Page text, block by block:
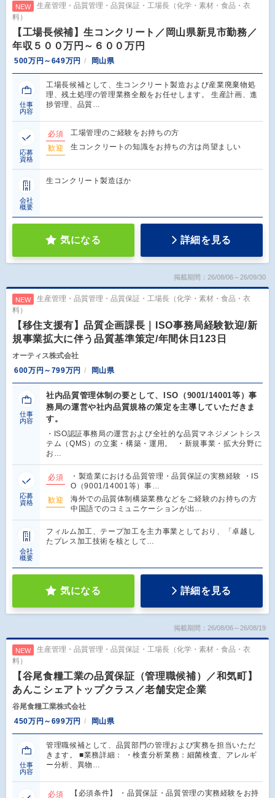
NEW
生産管理・品質管理・品質保証・工場長（化学・素材・食品・衣
料）
【工場長候補】生コンクリート／岡山県新見市勤務／
年収５００万円～６００万円
500万円～649万円 岡山県
仕事
内容
工場長候補として、生コンクリート製造および産業廃棄物処
理、残土処理の管理業務全般をお任せします。 生産計画、進
捗管理、品質…
応募
資格
必須
工場管理のご経験をお持ちの方
歓迎
生コンクリートの知識をお持ちの方は尚望ましい
会社
概要
生コンクリート製造ほか
気になる 詳細を見る
掲載期間：26/08/06～26/09/30
NEW
生産管理・品質管理・品質保証・工場長（化学・素材・食品・衣
料）
【移住支援有】品質企画課長｜ISO事務局経験歓迎/新
規事業拡大に伴う品質基準策定/年間休日123日
オーティス株式会社
600万円～799万円
岡山県
仕事
内容
社内品質管理体制の要として、ISO（9001/14001等）事
務局の運営や社内品質規格の策定を主導していただきま
す。
・ISO認証事務局の運営および全社的な品質マネジメントシス
テム（QMS）の立案・構築・運用。 ・新規事業・拡大分野に
お…
応募
資格
必須
・製造業における品質管理・品質保証の実務経験 ・IS
O（9001/14001等）事…
歓迎
海外での品質体制構築業務などをご経験のお持ちの方
中国語でのコミュニケーションが出…
会社
概要
フィルム加工、テープ加工を主力事業としており、「卓越し
たプレス加工技術を核として…
気になる 詳細を見る
掲載期間：26/08/06～26/08/19
NEW
生産管理・品質管理・品質保証・工場長（化学・素材・食品・衣
料）
【谷尾食糧工業の品質保証（管理職候補）／和気町】
あんこシェアトップクラス／老舗安定企業
谷尾食糧工業株式会社
450万円～699万円
岡山県
仕事
内容
管理職候補として、品質部門の管理および実務を担当いただ
きます。 ■業務詳細： ・検査分析業務：細菌検査、アレルギ
ー分析、異物…
必須 【必須条件】 ・品質保証・品質管理の実務経験をお持